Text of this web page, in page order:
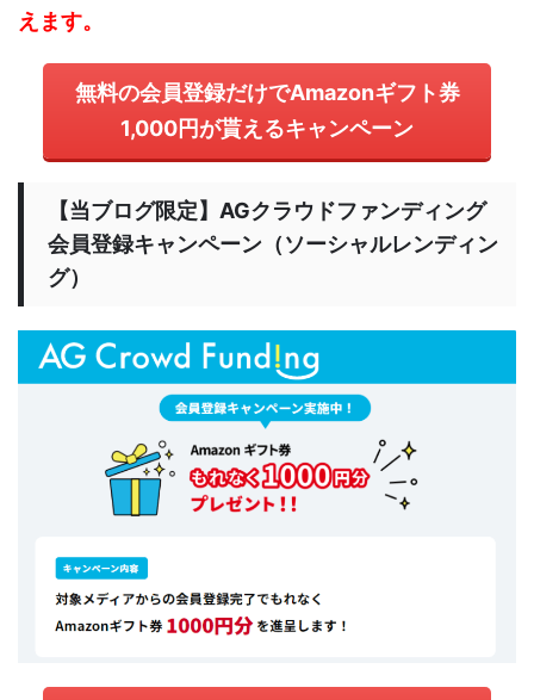
えます。
無料の会員登録だけでAmazonギフト券
1,000円が貰えるキャンペーン
【当ブログ限定】AGクラウドファンディング
会員登録キャンペーン（ソーシャルレンディン
グ）